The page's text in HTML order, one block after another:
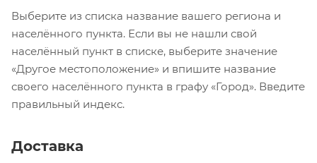
Выберите из списка название вашего региона и
населённого пункта. Если вы не нашли свой
населённый пункт в списке, выберите значение
«Другое местоположение» и впишите название
своего населённого пункта в графу «Город». Введите
правильный индекс.
Доставка